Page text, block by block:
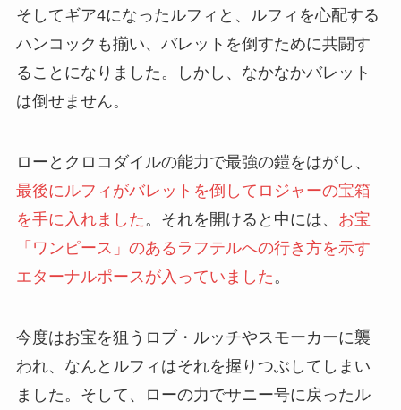
そしてギア4になったルフィと、ルフィを心配する
ハンコックも揃い、バレットを倒すために共闘す
ることになりました。しかし、なかなかバレット
は倒せません。
ローとクロコダイルの能力で最強の鎧をはがし、
最後にルフィがバレットを倒してロジャーの宝箱
を手に入れました。それを開けると中には、 お宝
「ワンピース」のあるラフテルへの行き方を示す
エターナルポースが入っていました。
今度はお宝を狙うロブ・ルッチやスモーカーに襲
われ、なんとルフィはそれを握りつぶしてしまい
ました。そして、ローの力でサニー号に戻ったル